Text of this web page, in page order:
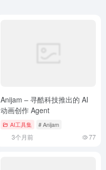
Anijam – 寻酷科技推出的 AI
动画创作 Agent
AI工具集 # Anijam
3个月前 77